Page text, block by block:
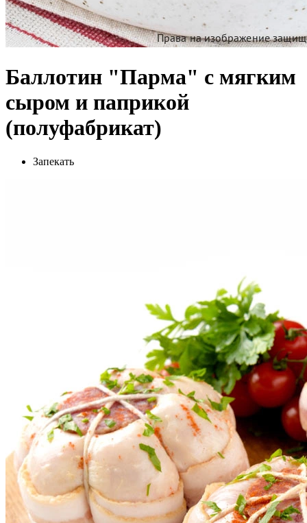
Баллотин "Парма" с мягким
сыром и паприкой
(полуфабрикат)
Запекать